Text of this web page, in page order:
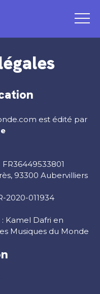
est édité par
: FR36449533801
93300 Aubervilliers
2020-011934
Kamel Dafri en
Musiques du Monde